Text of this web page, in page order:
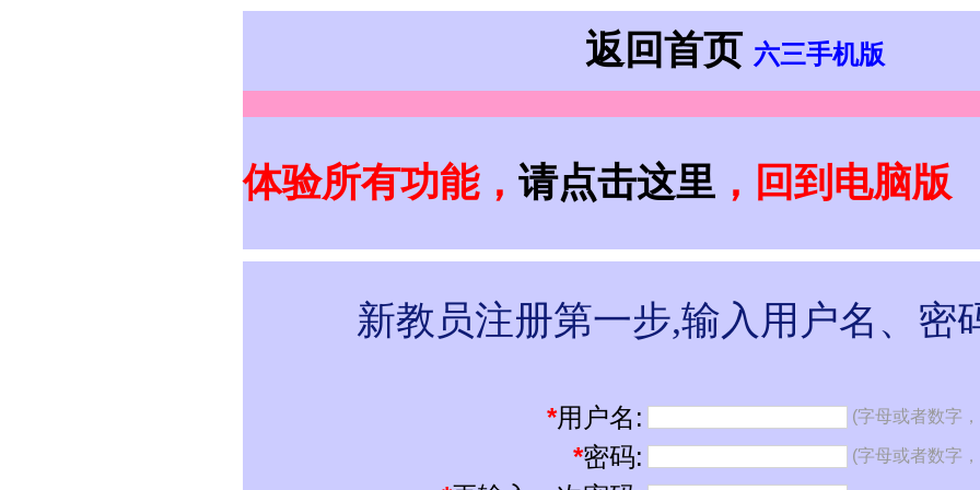
返回首页 六三手机版
体验所有功能， 请点击这里 ，回到电脑版
新教员注册第一步,输入用户名、密
*用户名: (字母或者数字
*密码: (字母或者数字